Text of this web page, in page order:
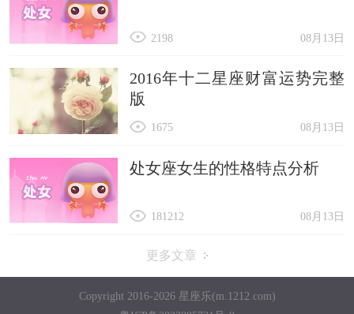
08月13日
2198
2016年十二星座财富运势完整
版
08月13日
1675
处女座女生的性格特点分析
08月13日
181212
更多文章
Copyright 2016-2026 星座乐(m.1212.com)